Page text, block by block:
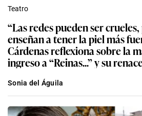
Teatro
“Las redes pueden ser
enseñan a tener la piel más
Cárdenas reflexiona sobre la
ingreso a “Reinas...” y su
Sonia del Águila